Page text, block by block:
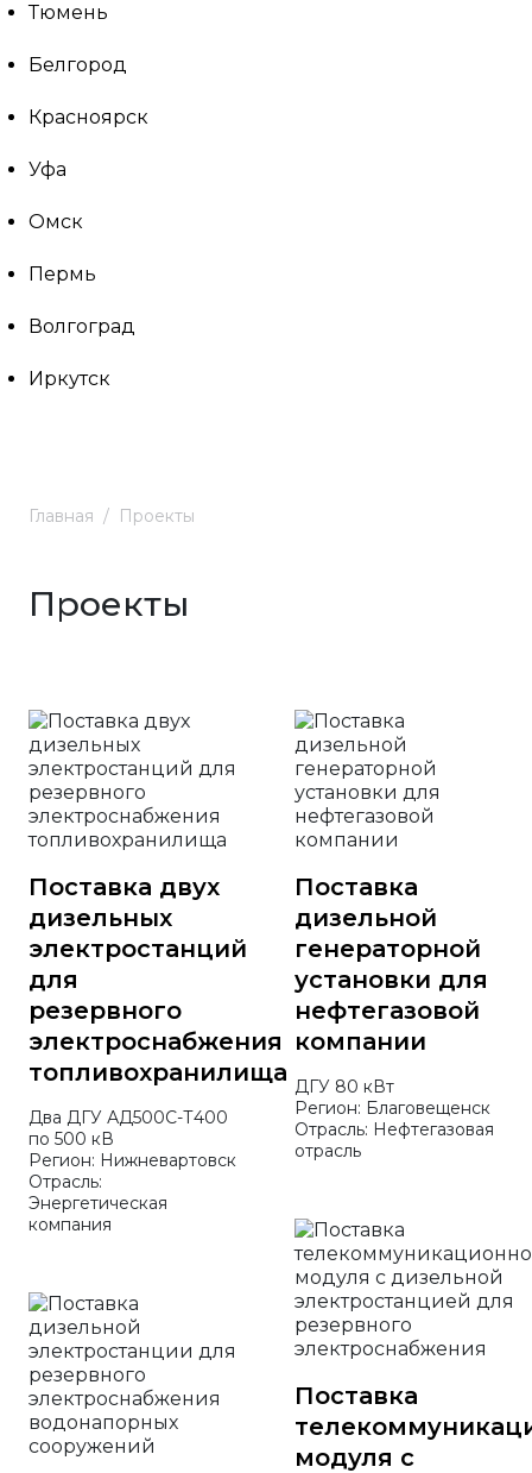
Тюмень
Белгород
Красноярск
Уфа
Омск
Пермь
Волгоград
Иркутск
Главная Проекты
Проекты
Поставка двух
дизельных
электростанций
для
резервного
электроснабжения
топливохранилища
Два ДГУ АД500С-Т400
по 500 кВ
Регион: Нижневартовск
Отрасль:
Энергетическая
компания
Поставка
дизельной
генераторной
установки для
нефтегазовой
компании
ДГУ 80 кВт
Регион: Благовещенск
Отрасль: Нефтегазовая
отрасль
Поставка
модуля с